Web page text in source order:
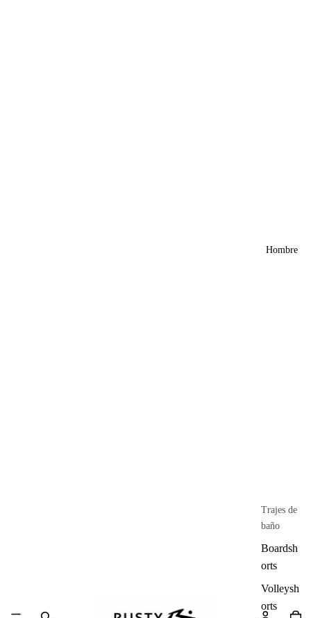
Hombre
Trajes de
baño
Boardsh
orts
Volleysh
orts